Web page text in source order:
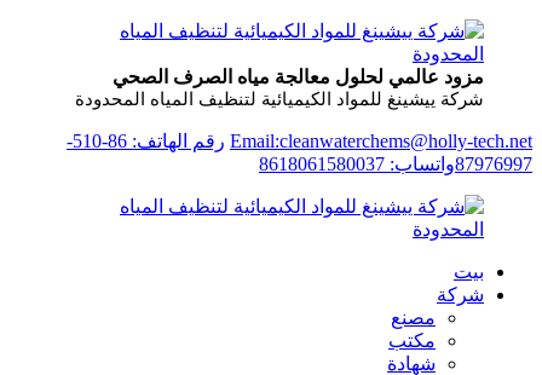
مزود عالمي لحلول معالجة مياه الصرف الصحي
شركة ييشينغ للمواد الكيميائية لتنظيف المياه المحدودة
Email:cleanwaterchems@holly-tech.net
رقم الهاتف: 86-510-
87976997واتساب: 8618061580037
بيت
شركة
مصنع
مكتب
شهادة